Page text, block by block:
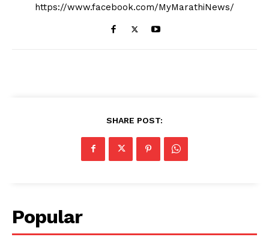
https://www.facebook.com/MyMarathiNews/
SHARE POST:
Popular